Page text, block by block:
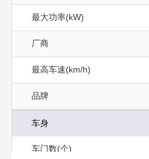
最大功率(kW)
厂商
最高车速(km/h)
品牌
车身
车门数(个)